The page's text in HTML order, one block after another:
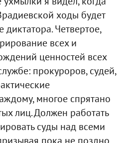
ходы будет
Четвертое,
всех и
ценностей всех
прокуроров, судей,
многое спрятано
лиц. Должен работать
суды над всеми
пока не поздно